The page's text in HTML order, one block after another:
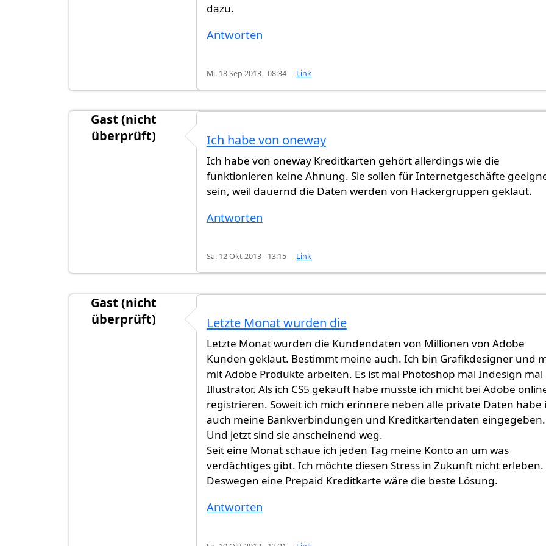
dazu.
Antworten
Mi. 18 Sep 2013 - 08:34 Link
Gast (nicht
überprüft)
Ich habe von oneway
Ich habe von oneway Kreditkarten gehört allerdings wie die
funktionieren keine Ahnung. Sie sollen für Internetgeschäfte
sein, weil dauernd die Daten werden von Hackergruppen geklaut.
Antworten
Sa. 12 Okt 2013 - 13:15 Link
Gast (nicht
überprüft)
Letzte Monat wurden die
Letzte Monat wurden die Kundendaten von Millionen von Adobe
Kunden geklaut. Bestimmt meine auch. Ich bin Grafikdesigner und
mit Adobe Produkte arbeiten. Es ist mal Photoshop mal Indesign mal
Illustrator. Als ich CS5 gekauft habe musste ich micht bei Adobe
registrieren. Soweit ich mich erinnere neben alle private Daten habe
auch meine Bankverbindungen und Kreditkartendaten eingegeben.
Und jetzt sind sie anscheinend weg.
Seit eine Monat schaue ich jeden Tag meine Konto an um was
verdächtiges gibt. Ich möchte diesen Stress in Zukunft nicht erleben.
Deswegen eine Prepaid Kreditkarte wäre die beste Lösung.
Antworten